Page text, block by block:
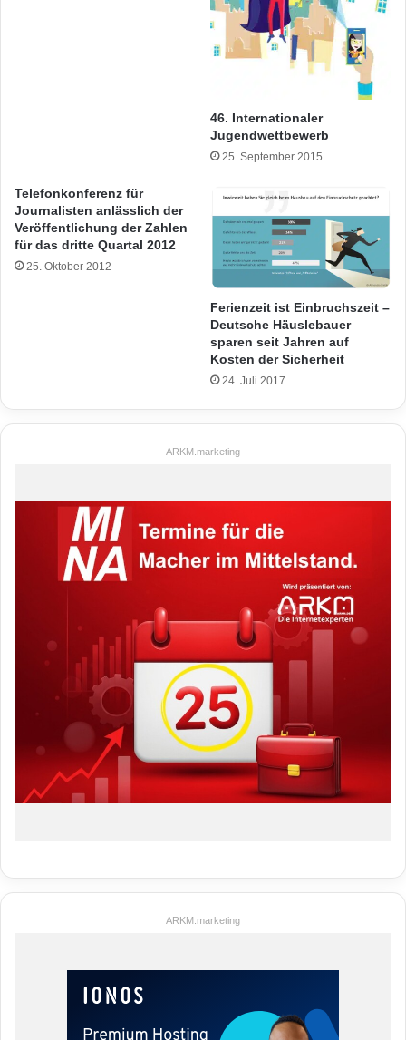
46. Internationaler
Jugendwettbewerb
25. September 2015
Telefonkonferenz für
Journalisten anlässlich der
Veröffentlichung der Zahlen
für das dritte Quartal 2012
25. Oktober 2012
Ferienzeit ist Einbruchszeit –
Deutsche Häuslebauer
sparen seit Jahren auf
Kosten der Sicherheit
24. Juli 2017
ARKM.marketing
ARKM.marketing